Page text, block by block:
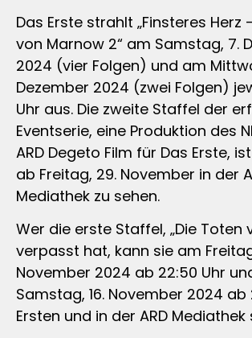
Das Erste strahlt „Finsteres Herz
von Marnow 2“ am Samstag, 7.
2024 (vier Folgen) und am
Dezember 2024 (zwei Folgen)
Uhr aus. Die zweite Staffel der
Eventserie, eine Produktion des
ARD Degeto Film für Das Erste,
ab Freitag, 29. November in der
Mediathek zu sehen.
Wer die erste Staffel, „Die Toten
verpasst hat, kann sie am
November 2024 ab 22:50 Uhr
Samstag, 16. November 2024 ab
Ersten und in der ARD Mediathek